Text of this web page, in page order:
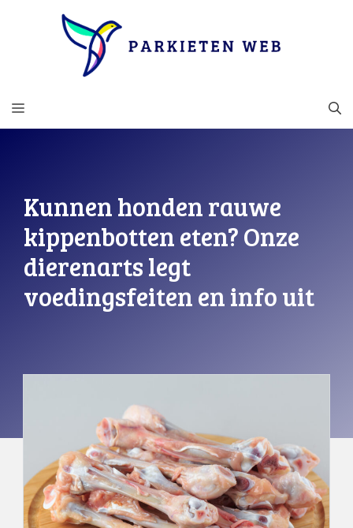
MENU
Kunnen honden rauwe
kippenbotten eten? Onze
dierenarts legt
voedingsfeiten en info uit